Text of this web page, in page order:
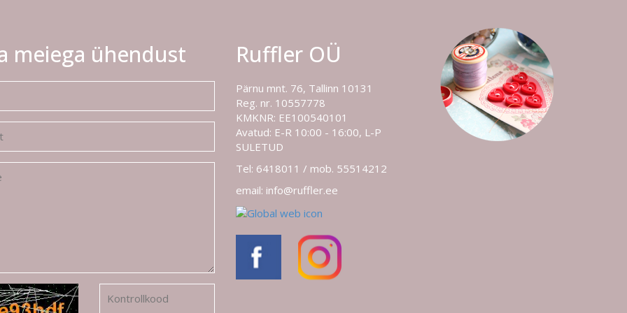
meiega ühendust Ruffler OÜ
Pärnu mnt. 76, Tallinn 10131
Reg. nr. 10557778
KMKNR: EE100540101
Avatud: E-R 10:00 - 16:00, L-P
SULETUD
Tel: 6418011 / mob. 55514212
email: info@ruffler.ee